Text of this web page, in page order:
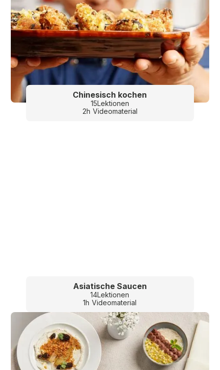
Chinesisch kochen
15Lektionen
2h Videomaterial
Asiatische Saucen
14Lektionen
1h Videomaterial